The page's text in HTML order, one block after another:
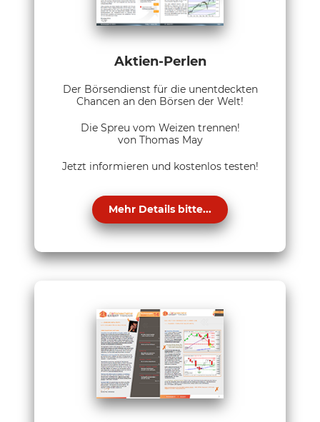
Aktien-Perlen
Der Börsendienst für die unentdeckten
Chancen an den Börsen der Welt!
Die Spreu vom Weizen trennen!
von Thomas May
Jetzt informieren und kostenlos testen!
Mehr Details bitte...